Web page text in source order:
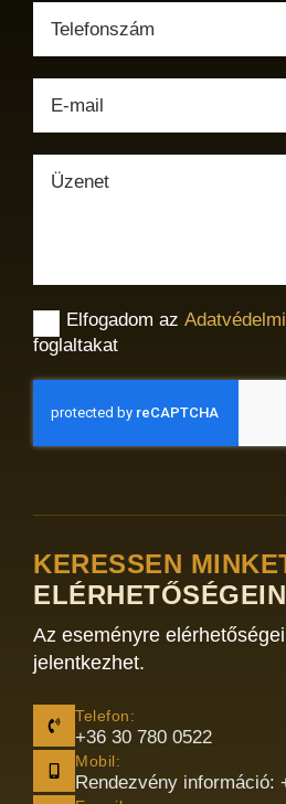
Elfogadom az
foglaltakat
KERESSEN
Az eseményre
jelentkezhet.
Telefon:
+36 30 780 0522
Mobil:
Rendezvény információ: